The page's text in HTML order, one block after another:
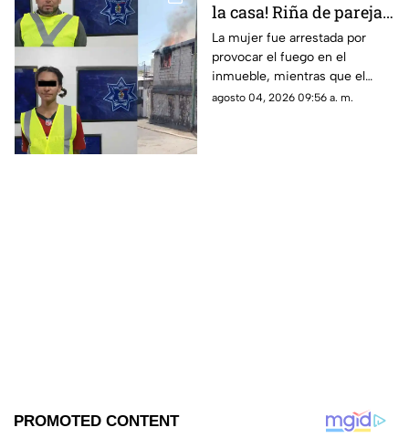
la casa! Riña de pareja
termina en incendio
total de vivienda en
Ciudad Juárez
La mujer fue arrestada por
provocar el fuego en el
inmueble, mientras que el
hombre fue detenido por
agosto 04, 2026 09:56 a. m.